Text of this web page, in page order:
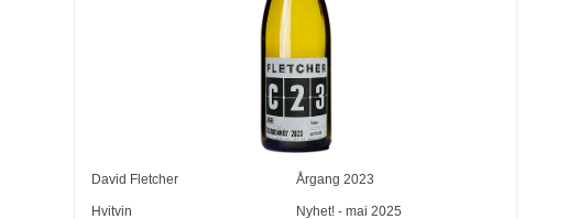
David Fletcher Årgang 2023
Hvitvin Nyhet! - mai 2025